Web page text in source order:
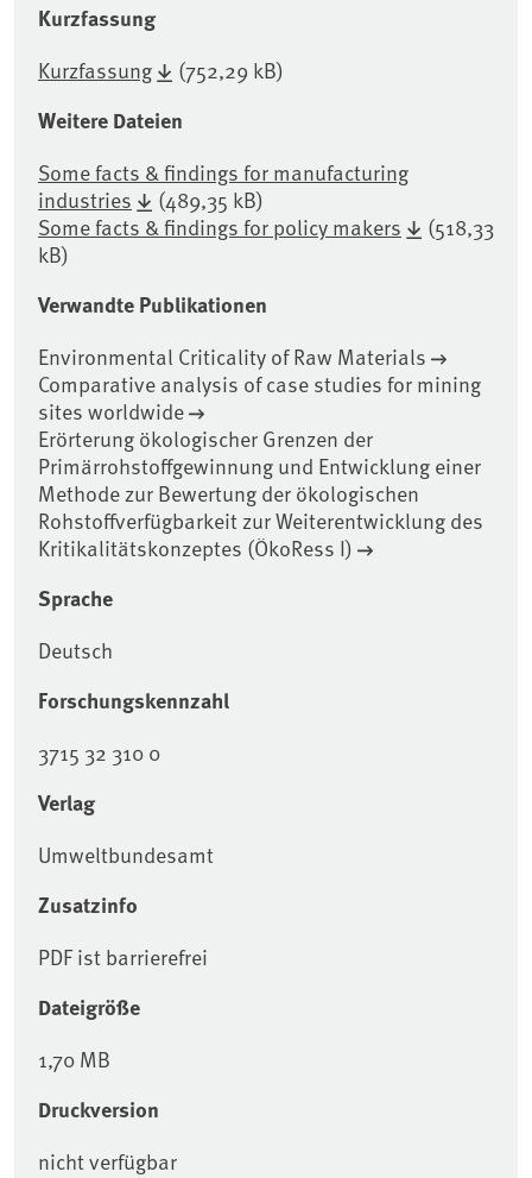
Kurzfassung
Kurzfassung (752,29 kB)
Weitere Dateien
Some facts & findings for manufacturing
industries
(489,35 kB)
Some facts & findings for policy makers
(518,33
kB)
Verwandte Publikationen
Environmental Criticality of Raw Materials
Comparative analysis of case studies for mining
sites worldwide
Erörterung ökologischer Grenzen der
Primärrohstoffgewinnung und Entwicklung einer
Methode zur Bewertung der ökologischen
Rohstoffverfügbarkeit zur Weiterentwicklung des
Kritikalitätskonzeptes (ÖkoRess I)
Sprache
Deutsch
Forschungskennzahl
3715 32 310 0
Verlag
Umweltbundesamt
Zusatzinfo
PDF ist barrierefrei
Dateigröße
1,70 MB
Druckversion
nicht verfügbar